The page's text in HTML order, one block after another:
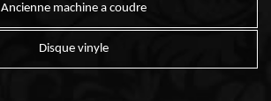
Ancienne machine a coudre
Disque vinyle